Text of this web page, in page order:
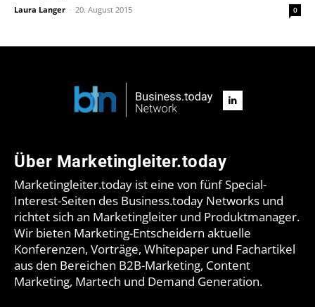
Laura Langer - 20. August 2015 0
Über Marketingleiter.today
Marketingleiter.today ist eine von fünf Special-
Interest-Seiten des Business.today Networks und
richtet sich an Marketingleiter und Produktmanager.
Wir bieten Marketing-Entscheidern aktuelle
Konferenzen, Vorträge, Whitepaper und Fachartikel
aus den Bereichen B2B-Marketing, Content
Marketing, Martech und Demand Generation.